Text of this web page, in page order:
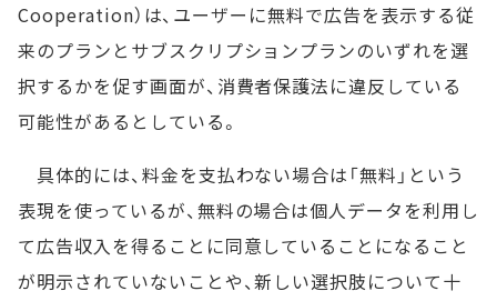
Cooperation）は、ユーザーに無料で広告を表示する従
来のプランとサブスクリプションプランのいずれを選
択するかを促す画面が、消費者保護法に違反している
可能性があるとしている。
具体的には、料金を支払わない場合は「無料」という
表現を使っているが、無料の場合は個人データを利用し
て広告収入を得ることに同意していることになること
が明示されていないことや、新しい選択肢について十